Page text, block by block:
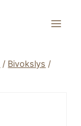
/ Bivokslys /